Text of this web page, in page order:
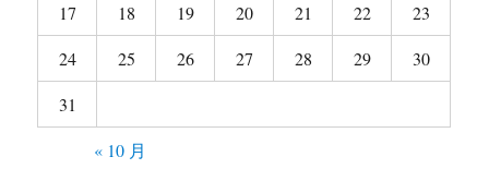
17
18 19 20 21 22
23
24
25 26 27 28 29
30
31
« 10 月